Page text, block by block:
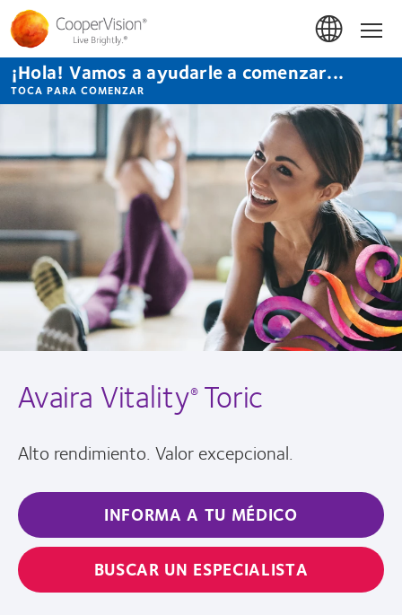
Pasar
contenido
principal
¡Hola! Vamos a ayudarle a comenzar...
TOCA PARA COMENZAR
Avaira Vitality®Toric
Alto rendimiento. Valor excepcional.
INFORMA A TU MÉDICO
BUSCAR UN ESPECIALISTA